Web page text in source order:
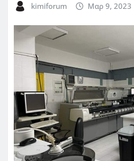
kimiforum Μαρ 9, 2023